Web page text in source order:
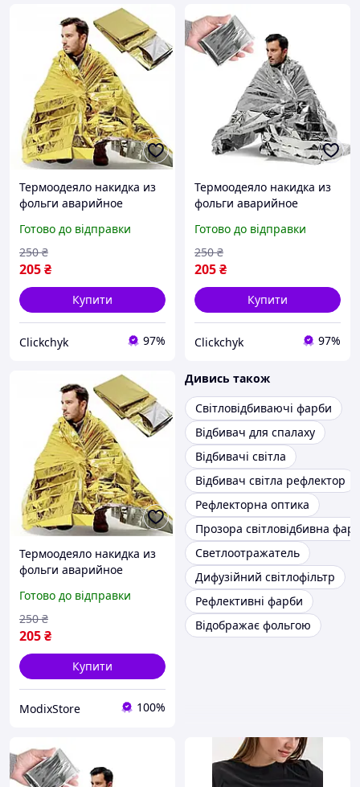
Термоодеяло накидка из
фольги аварийное
отражения тепла 1 шт
Gold
Готово до відправки
205₴
250 ₴
Купити
Clickchyk 97%
Термоодеяло накидка из
фольги аварийное
отражения тепла 1 шт
Silver
Готово до відправки
205₴
250 ₴
Купити
Clickchyk 97%
Термоодеяло накидка из
фольги аварийное
отражения тепла 1 шт
Gold
Готово до відправки
205₴
250 ₴
Купити
ModixStore 100%
Дивись також
Світловідбиваючі фарби
Відбивач для спалаху
Відбивачі світла
Відбивач світла рефлектор
Рефлекторна оптика
Прозора світловідбивна
Светлоотражатель
Дифузійний світлофільтр
Рефлективні фарби
Відображає фольгою